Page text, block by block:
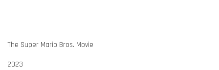
The Super Mario Bros. Movie
2023